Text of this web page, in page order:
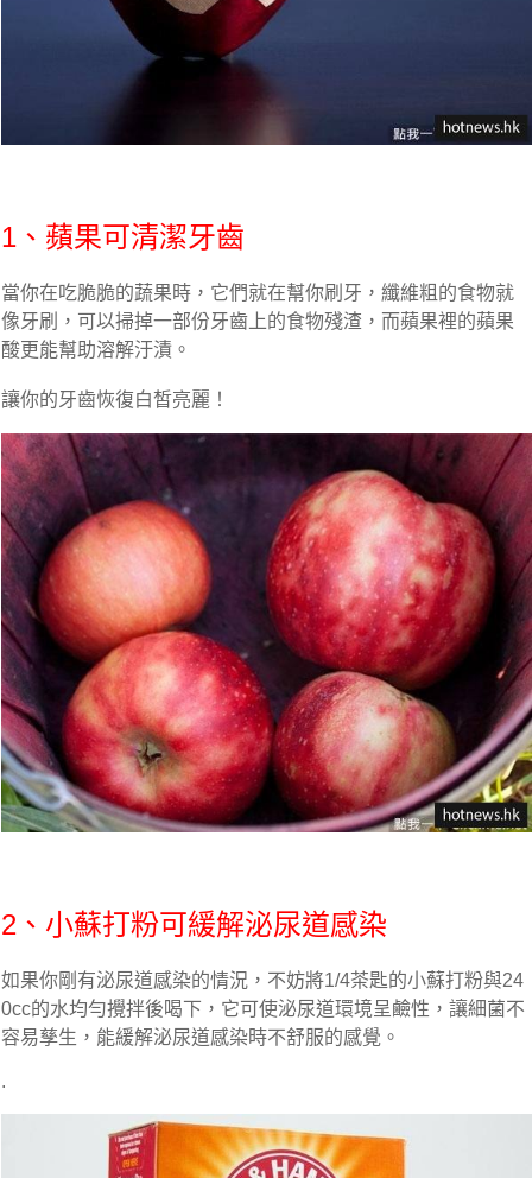
1、蘋果可清潔牙齒
當你在吃脆脆的蔬果時，它們就在幫你刷牙，纖維粗的食物就
像牙刷，可以掃掉一部份牙齒上的食物殘渣，而蘋果裡的蘋果
酸更能幫助溶解汙漬。
讓你的牙齒恢復白皙亮麗！
2、小蘇打粉可緩解泌尿道感染
如果你剛有泌尿道感染的情況，不妨將1/4茶匙的小蘇打粉與24
0cc的水均勻攪拌後喝下，它可使泌尿道環境呈鹼性，讓細菌不
容易孳生，能緩解泌尿道感染時不舒服的感覺。
.